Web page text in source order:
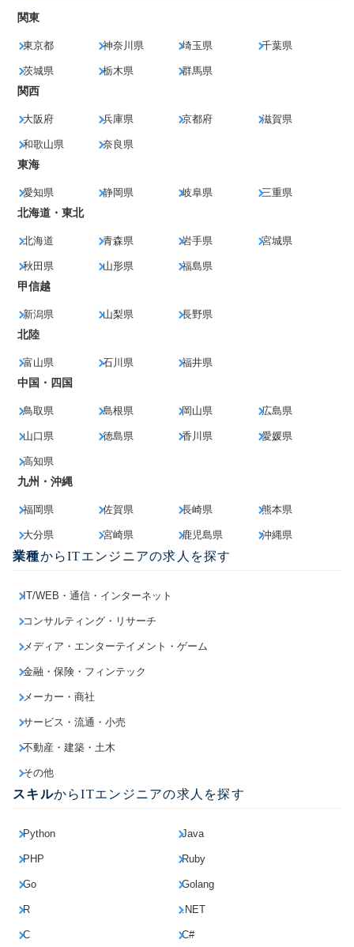
関東
東京都 神奈川県 埼玉県 千葉県
茨城県 栃木県 群馬県
関西
大阪府 兵庫県 京都府 滋賀県
和歌山県 奈良県
東海
愛知県 静岡県 岐阜県 三重県
北海道・東北
北海道 青森県 岩手県 宮城県
秋田県 山形県 福島県
甲信越
新潟県 山梨県 長野県
北陸
富山県 石川県 福井県
中国・四国
鳥取県 島根県 岡山県 広島県
山口県 徳島県 香川県 愛媛県
高知県
九州・沖縄
福岡県 佐賀県 長崎県 熊本県
大分県 宮崎県 鹿児島県 沖縄県
業種からITエンジニアの求人を探す
IT/WEB・通信・インターネット
コンサルティング・リサーチ
メディア・エンターテイメント・ゲーム
金融・保険・フィンテック
メーカー・商社
サービス・流通・小売
不動産・建築・土木
その他
スキルからITエンジニアの求人を探す
Python Java
PHP Ruby
Go Golang
R .NET
C C#